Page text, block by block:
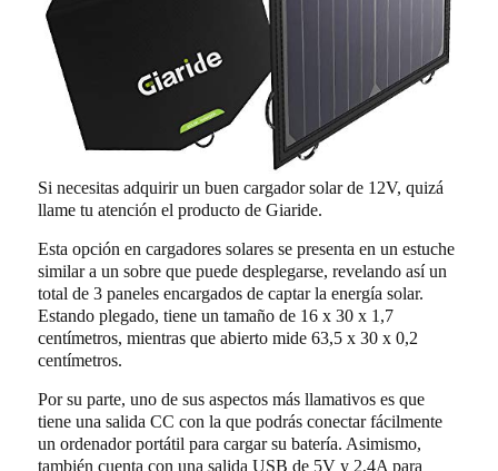
Si necesitas adquirir un buen cargador solar de 12V, quizá
llame tu atención el producto de Giaride.
Esta opción en cargadores solares se presenta en un estuche
similar a un sobre que puede desplegarse, revelando así un
total de 3 paneles encargados de captar la energía solar.
Estando plegado, tiene un tamaño de 16 x 30 x 1,7
centímetros, mientras que abierto mide 63,5 x 30 x 0,2
centímetros.
Por su parte, uno de sus aspectos más llamativos es que
tiene una salida CC con la que podrás conectar fácilmente
un ordenador portátil para cargar su batería. Asimismo,
también cuenta con una salida USB de 5V y 2,4A para